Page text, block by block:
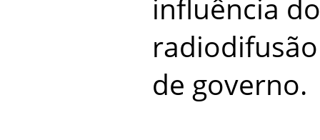
influência
de governo.